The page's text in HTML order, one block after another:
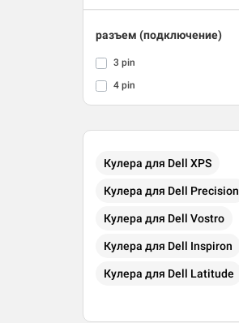
разъем (подключение)
3 pin
4 pin
Кулера для Dell XPS
Кулера для Dell Precision
Кулера для Dell Vostro
Кулера для Dell Inspiron
Кулера для Dell Latitude